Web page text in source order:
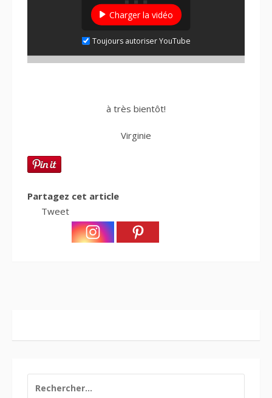
Charger la vidéo
Toujours autoriser YouTube
à très bientôt!
Virginie
Partagez cet article
Tweet